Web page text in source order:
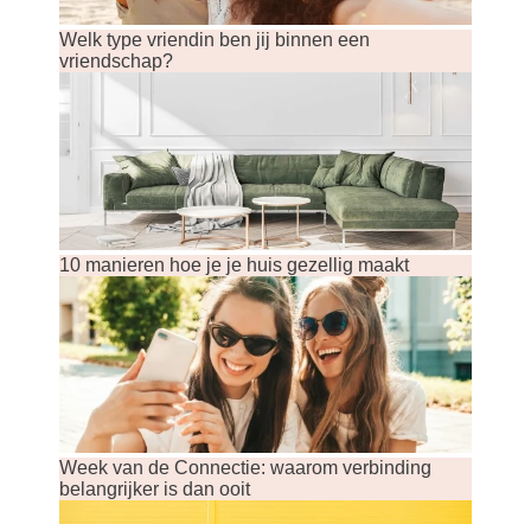
Welk type vriendin ben jij binnen een
vriendschap?
10 manieren hoe je je huis gezellig maakt
Week van de Connectie: waarom verbinding
belangrijker is dan ooit